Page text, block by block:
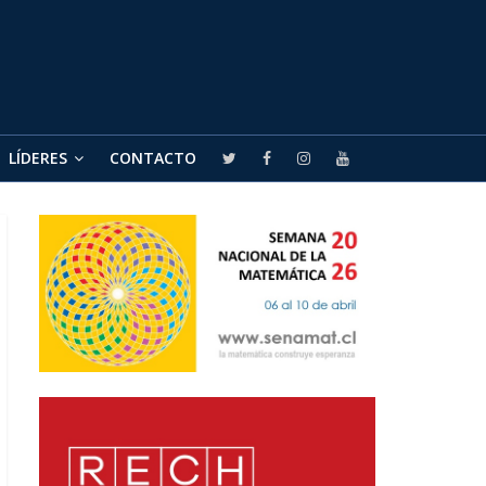
LÍDERES CONTACTO